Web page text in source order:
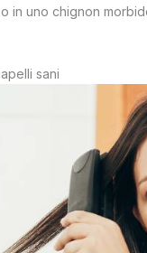
in uno chignon
sani